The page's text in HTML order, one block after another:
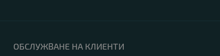
ОБСЛУЖВАНЕ НА КЛИЕНТИ